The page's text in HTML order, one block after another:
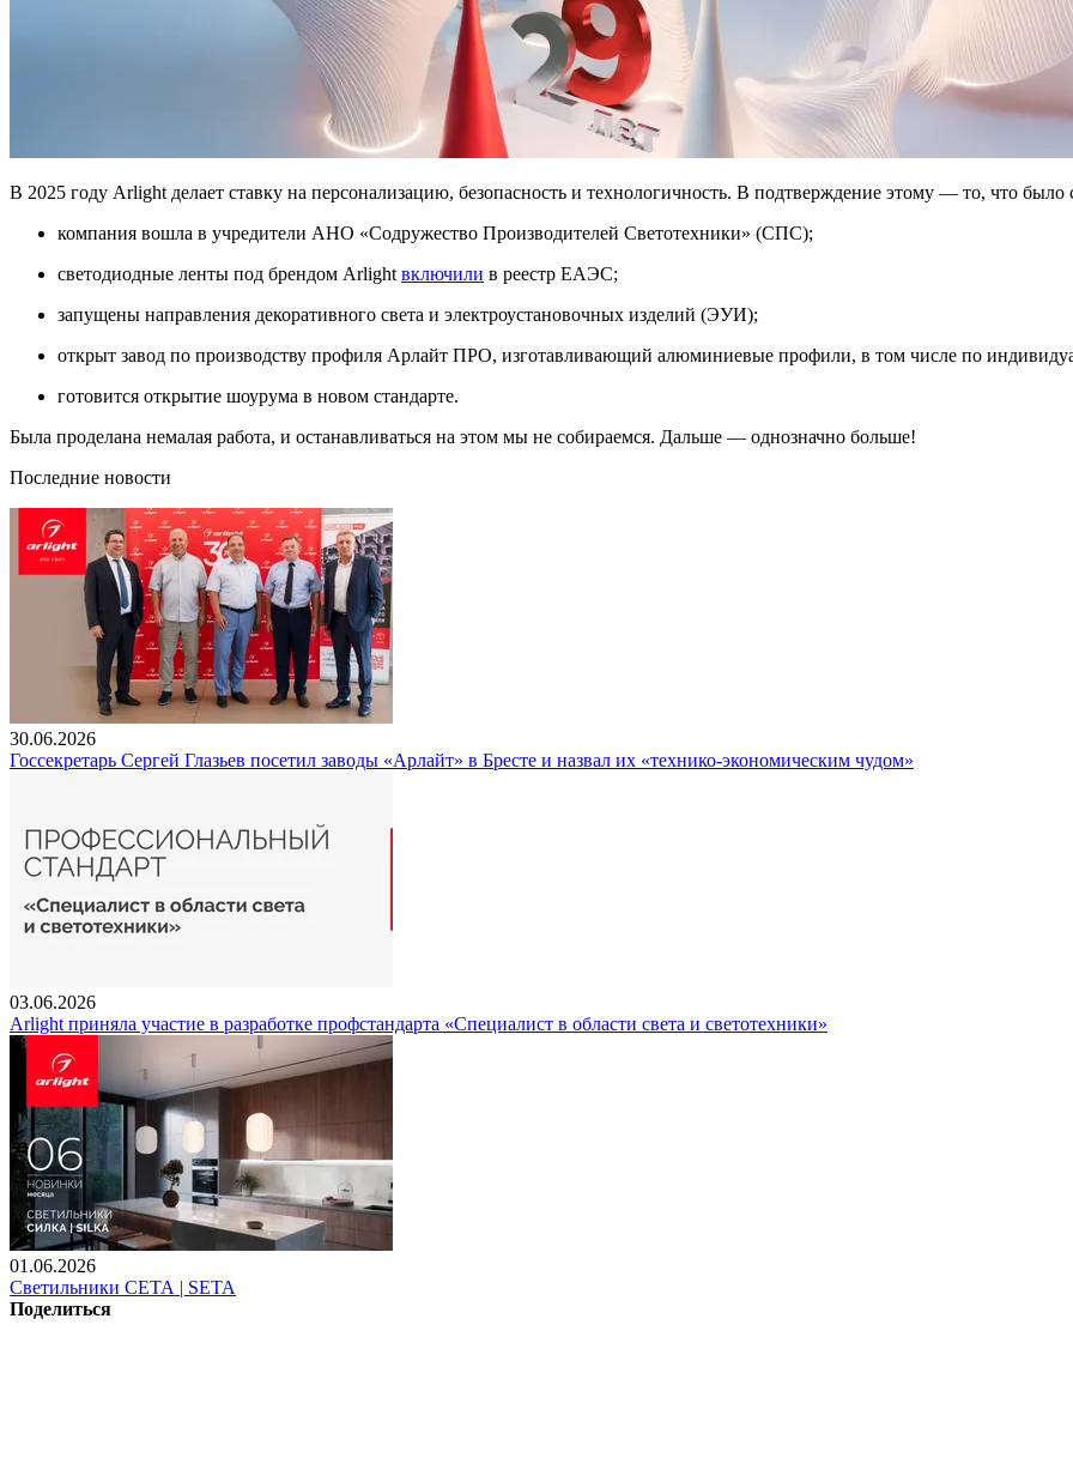
В 2025 году Arlight делает ставку на персонализацию, безопасность и технологичность. В подтверждение этому — то, что было
компания вошла в учредители АНО «Содружество Производителей Светотехники» (СПС);
светодиодные ленты под брендом Arlight включили в реестр ЕАЭС;
запущены направления декоративного света и электроустановочных изделий (ЭУИ);
открыт завод по производству профиля Арлайт ПРО, изготавливающий алюминиевые профили, в том числе по
готовится открытие шоурума в новом стандарте.
Была проделана немалая работа, и останавливаться на этом мы не собираемся. Дальше — однозначно больше!
Последние новости
30.06.2026
Госсекретарь Сергей Глазьев посетил заводы «Арлайт» в Бресте и назвал их «технико-экономическим чудом»
03.06.2026
Arlight приняла участие в разработке профстандарта «Специалист в области света и светотехники»
01.06.2026
Светильники СЕТА | SETA
Поделиться